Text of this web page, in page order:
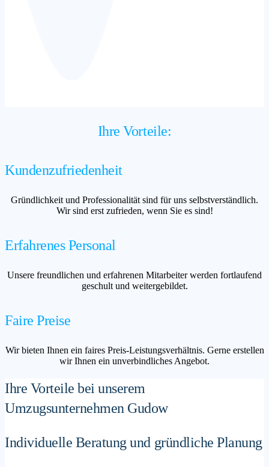
Ihre Vorteile:
Kundenzufriedenheit
Gründlichkeit und Professionalität sind für uns selbstverständlich.
Wir sind erst zufrieden, wenn Sie es sind!
Erfahrenes Personal
Unsere freundlichen und erfahrenen Mitarbeiter werden fortlaufend
geschult und weitergebildet.
Faire Preise
Wir bieten Ihnen ein faires Preis-Leistungsverhältnis. Gerne erstellen
wir Ihnen ein unverbindliches Angebot.
Ihre Vorteile bei unserem
Umzugsunternehmen Gudow
Individuelle Beratung und gründliche Planung